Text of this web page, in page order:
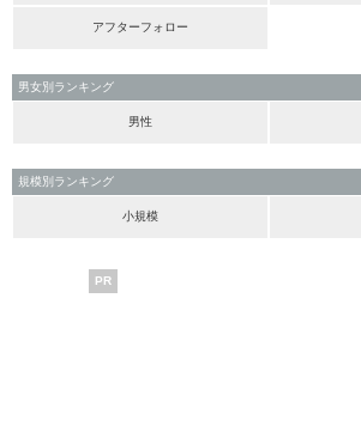
アフターフォロー
男女別ランキング
男性
規模別ランキング
小規模
PR